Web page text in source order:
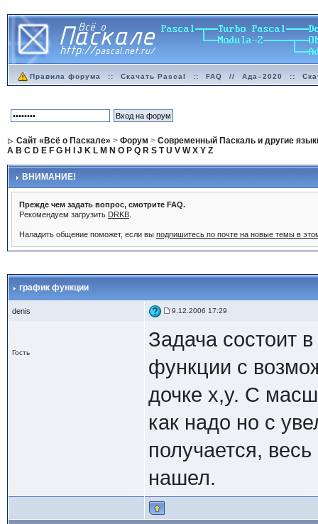
Правила форума :: Скачать Pascal :: FAQ // Ада–2020 ::
Сайт «Всё о Паскале» > Форум > Современный Паскаль и другие
A B C D E F G H J K L M N O P Q R S T U V W X Y Z
ВНИМАНИЕ!
Прежде чем задать вопрос, смотрите FAQ.
Рекомендуем загрузить DRKB.
Наладить общение поможет, если вы подпишитесь по почте на новые темы в
график функции
denis 9.12.2006 17:29
Гость
Задача состоит
функции с
дочке x,y. С
как надо но с
получается,
нашел.